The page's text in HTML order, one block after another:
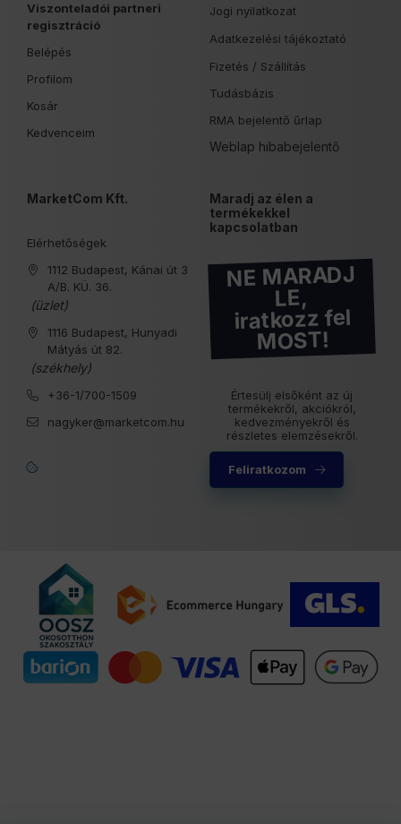
Viszonteladói partneri
regisztráció
Belépés
Profilom
Kosár
Kedvenceim
Jogi nyilatkozat
Adatkezelési tájékoztató
Fizetés / Szállítás
Tudásbázis
RMA bejelentő űrlap
Weblap hibabejelentő
MarketCom Kft.
Elérhetőségek
1112 Budapest, Kánai út 3
A/B. KÜ. 36.
(üzlet)
1116 Budapest, Hunyadi
Mátyás út 82.
(székhely)
+36-1/700-1509
nagyker@marketcom.hu
Maradj az élen a
termékekkel
kapcsolatban
NE MARADJ
LE,
iratkozz fel
MOST!
Értesülj elsőként az új
termékekről, akciókról,
kedvezményekről és
részletes elemzésekről.
Feliratkozom